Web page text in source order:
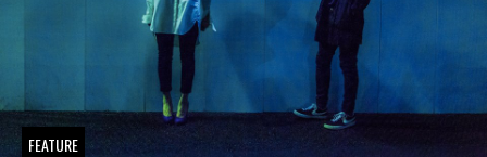
FEATURE